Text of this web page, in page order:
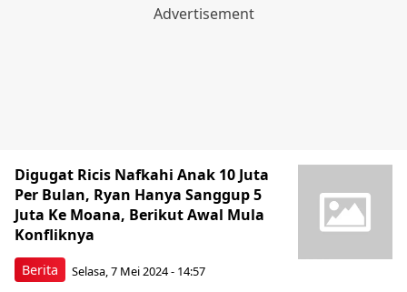
Berita
Digugat Ricis Nafkahi Anak 10 Juta
Per Bulan, Ryan Hanya Sanggup 5
Juta Ke Moana, Berikut Awal Mula
Konfliknya
Selasa, 7 Mei 2024 - 14:57